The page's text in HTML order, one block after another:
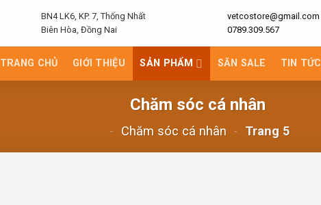
BN4 LK6, KP. 7, Thống Nhất
Biên Hòa, Đồng Nai
vetcostore@gmail.com
0789.309.567
TRANG CHỦ GIỚI THIỆU SẢN PHẨM SĂN SALE TIN TỨC
Chăm sóc cá nhân
- Chăm sóc cá nhân - Trang 5